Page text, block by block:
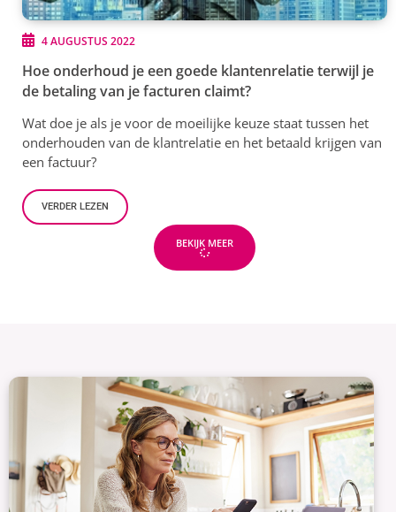
Hoe onderhoud je een goede klantenrelatie terwijl je
de betaling van je facturen claimt?
4 AUGUSTUS 2022
Wat doe je als je voor de moeilijke keuze staat tussen het
onderhouden van de klantrelatie en het betaald krijgen van
een factuur?
VERDER LEZEN
BEKIJK MEER